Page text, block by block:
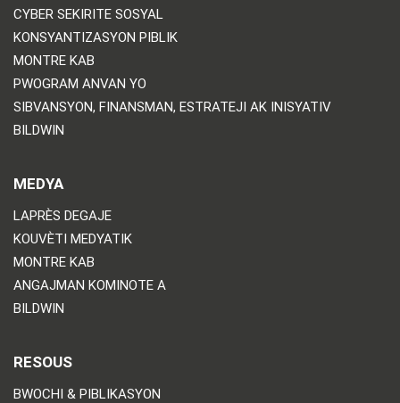
CYBER SEKIRITE SOSYAL
KONSYANTIZASYON PIBLIK
MONTRE KAB
PWOGRAM ANVAN YO
SIBVANSYON, FINANSMAN, ESTRATEJI AK INISYATIV
BILDWIN
MEDYA
LAPRÈS DEGAJE
KOUVÈTI MEDYATIK
MONTRE KAB
ANGAJMAN KOMINOTE A
BILDWIN
RESOUS
BWOCHI & PIBLIKASYON